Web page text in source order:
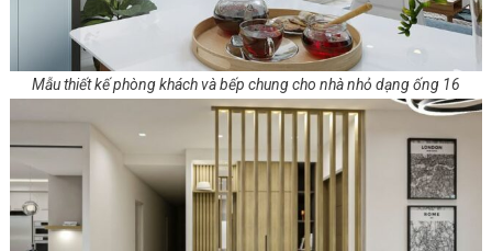
Mẫu thiết kế phòng khách và bếp chung cho nhà nhỏ dạng ống 16